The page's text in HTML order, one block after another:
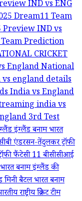
IND vs ENG
Dream11 Team
PreviewIND vs
Prediction
CRICKET
England National
england details
India vs England
india vs
3rd Test
इंग्लैंड बनाम भारत
एंडरसन-तेंदुलकर ट्रॉफी
फैंटेसी 11बीसीसीआई
भारत बनाम इंग्लैंड की
मिनी बैटलभारत बनाम
राष्ट्रीय क्रिकेट टीम